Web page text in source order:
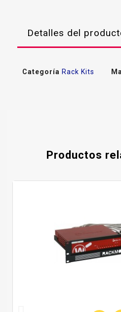
Detalles del
Categoría Rack Kits
Productos